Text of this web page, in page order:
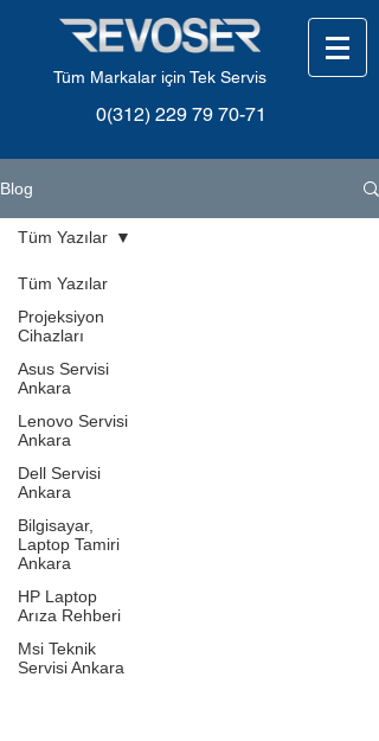
Tüm Markalar için Tek Servis
0(312) 229 79 70-71
Blog
Tüm Yazılar
Projeksiyon
Cihazları
Asus Servisi
Ankara
Lenovo Servisi
Ankara
Dell Servisi
Ankara
Bilgisayar,
Laptop Tamiri
Ankara
HP Laptop
Arıza Rehberi
Msi Teknik
Servisi Ankara
Tüm Yazılar